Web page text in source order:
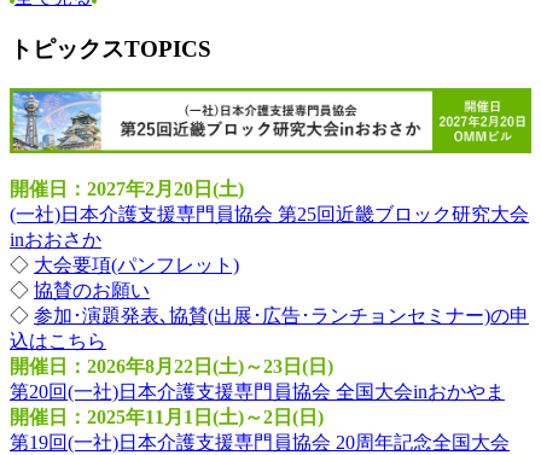
トピックスTOPICS
開催日：2027年2月20日(土)
(一社)日本介護支援専門員協会 第25回近畿ブロック研究大会
inおおさか
◇ 大会要項(パンフレット)
◇ 協賛のお願い
◇ 参加･演題発表､協賛(出展･広告･ランチョンセミナー)の申
込はこちら
開催日：2026年8月22日(土)～23日(日)
第20回(一社)日本介護支援専門員協会 全国大会inおかやま
開催日：2025年11月1日(土)～2日(日)
第19回(一社)日本介護支援専門員協会 20周年記念全国大会